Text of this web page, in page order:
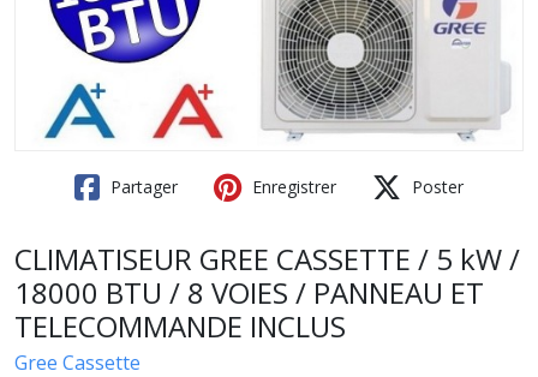
Partager Enregistrer Poster
CLIMATISEUR GREE CASSETTE / 5 kW /
18000 BTU / 8 VOIES / PANNEAU ET
TELECOMMANDE INCLUS
Gree Cassette